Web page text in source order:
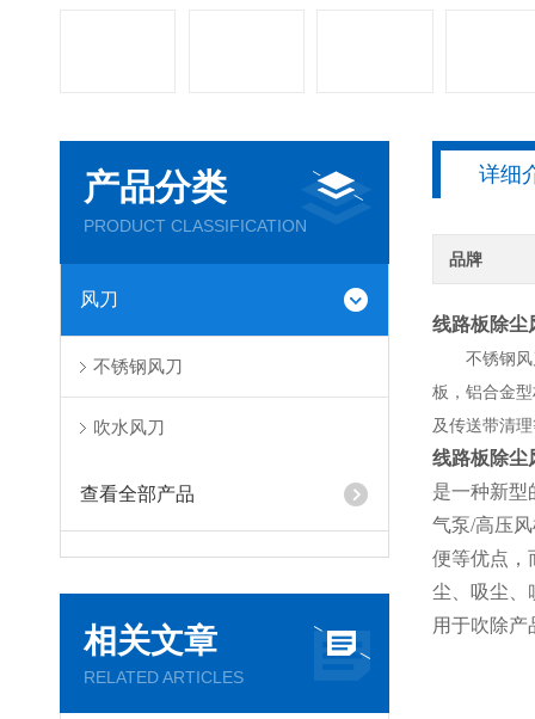
产品分类
PRODUCT CLASSIFICATION
风刀
不锈钢风刀
吹水风刀
查看全部产品
相关文章
RELATED ARTICLES
详细
品牌
线路板除尘
不锈钢
板，铝合金
及传送带清
线路板除尘
是一种新型
气泵/高压
便等优点，
尘、吸尘、
用于吹除